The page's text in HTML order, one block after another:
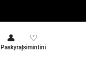
👤
Paskyra
♡
Įsimintini